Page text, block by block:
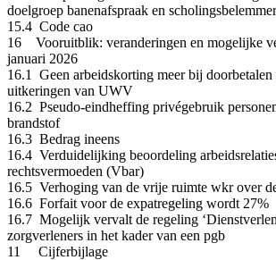
doelgroep banenafspraak en
15.4 Code cao
16 Vooruitblik: veranderingen en mogelijke
januari 2026
16.1 Geen arbeidskorting meer bij doorbetalen
uitkeringen van UWV
16.2 Pseudo-eindheffing privégebruik
brandstof
16.3 Bedrag ineens
16.4 Verduidelijking beoordeling
rechtsvermoeden (Vbar)
16.5 Verhoging van de vrije ruimte wkr over
16.6 Forfait voor de expatregeling wordt 27%
16.7 Mogelijk vervalt de regeling
zorgverleners in het kader van een pgb
11 Cijferbijlage